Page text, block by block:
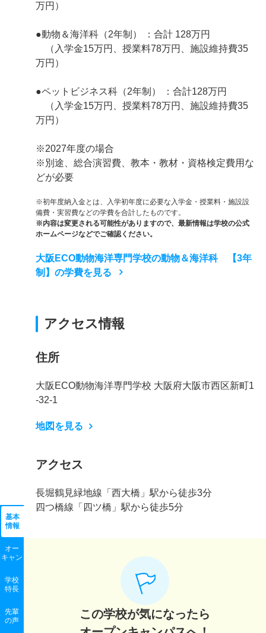
基本
情報
オー
キャン
学校
特長
先輩
の声
万円）
●動物＆海洋科（2年制） ：合計 128万円
（入学金15万円、授業料78万円、施設維持費35
万円）
●ペットビジネス科（2年制） ：合計128万円
（入学金15万円、授業料78万円、施設維持費35
万円）
※2027年度の場合
※別途、総合演習費、教本・教材・資格検定費用な
どが必要
※初年度納入金とは、入学初年度に必要な入学金・授業料・施設設
備費・実習費などの学費を合計したものです。
※内容は変更される可能性がありますので、最新情報は学校の公式
ホームページなどでご確認ください。
大阪ECO動物海洋専門学校の動物＆海洋科 【3年
制】の学費を見る
アクセス情報
住所
大阪ECO動物海洋専門学校 大阪府大阪市西区新町1
-32-1
地図を見る
アクセス
長堀鶴見緑地線「西大橋」駅から徒歩3分
四つ橋線「四ツ橋」駅から徒歩5分
この学校が気になったら